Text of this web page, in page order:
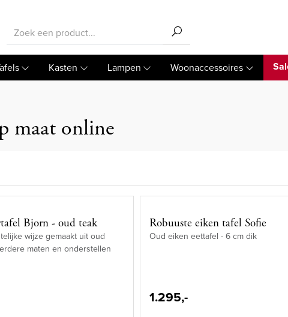
Kasten Lampen Woonaccessoires
maat online
Bjorn - oud teak
wijze gemaakt uit oud
maten en onderstellen
Robuuste eiken tafel Sofie
Oud eiken eettafel - 6 cm dik
1.295,-